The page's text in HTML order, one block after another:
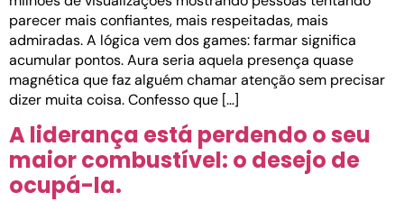
parecer mais confiantes, mais respeitadas, mais
admiradas. A lógica vem dos games: farmar significa
acumular pontos. Aura seria aquela presença quase
magnética que faz alguém chamar atenção sem precisar
dizer muita coisa. Confesso que […]
A liderança está perdendo o seu
maior combustível: o desejo de
ocupá-la.